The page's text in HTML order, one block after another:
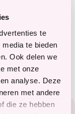
te
te bieden
Ook delen we
met onze
analyse. Deze
met andere
die ze hebben